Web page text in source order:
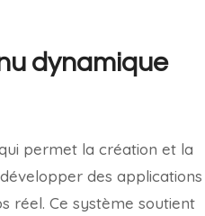
dynamique
permet la création et la
des applications
réel. Ce système soutient